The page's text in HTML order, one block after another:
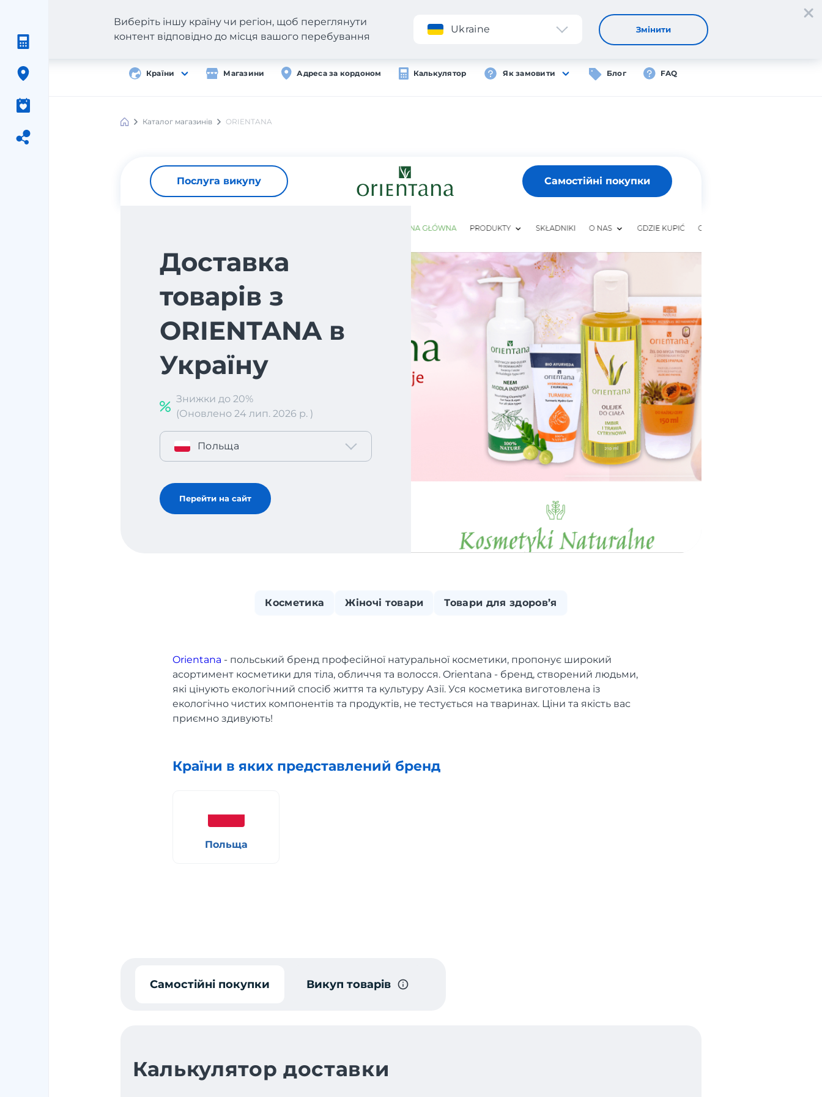
Додаток Реєстрація Вхід
Країни Магазини Адреса за кордоном Калькулятор Як замовити Блог FAQ
Виберіть іншу країну чи регіон, щоб переглянути
контент відповідно до місця вашого перебування
Ukraine Змінити
Каталог магазинів ORIENTANA
Послуга викупу Самостійні покупки
Доставка
товарів з
ORIENTANA в
Україну
Знижки до 20%
(Оновлено 24 лип. 2026 р. )
Польща
Перейти на сайт
Косметика Жіночі товари Товари для здоров’я
Orientana - польський бренд професійної натуральної косметики, пропонує широкий
асортимент косметики для тіла, обличчя та волосся. Orientana - бренд, створений людьми,
які цінують екологічний спосіб життя та культуру Азії. Уся косметика виготовлена із
екологічно чистих компонентів та продуктів, не тестується на тваринах. Ціни та якість вас
приємно здивують!
Країни в яких представлений бренд
Польща
Самостійні покупки Викуп товарів
Калькулятор доставки